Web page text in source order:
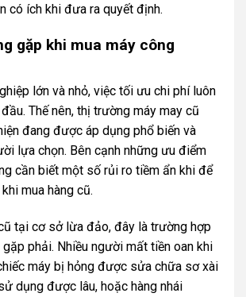
có ích khi đưa ra quyết định.
gặp khi mua máy công
lớn và nhỏ, việc tối ưu chi phí luôn
Thế nên, thị trường máy may cũ
đang được áp dụng phổ biến và
lựa chọn. Bên cạnh những ưu điểm
cần biết một số rủi ro tiềm ẩn khi để
mua hàng cũ.
tại cơ sở lừa đảo, đây là trường hợp
phải. Nhiều người mất tiền oan khi
máy bị hỏng được sửa chữa sơ xài
dụng được lâu, hoặc hàng nhái